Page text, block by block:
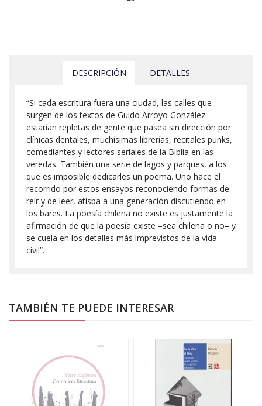
DESCRIPCIÓN DETALLES
“Si cada escritura fuera una ciudad, las calles que
surgen de los textos de Guido Arroyo González
estarían repletas de gente que pasea sin dirección por
clínicas dentales, muchísimas librerías, recitales punks,
comediantes y lectores seriales de la Biblia en las
veredas. También una serie de lagos y parques, a los
que es imposible dedicarles un poema. Uno hace el
recorrido por estos ensayos reconociendo formas de
reír y de leer, atisba a una generación discutiendo en
los bares. La poesía chilena no existe es justamente la
afirmación de que la poesía existe –sea chilena o no– y
se cuela en los detalles más imprevistos de la vida
civil”.
TAMBIÉN TE PUEDE INTERESAR